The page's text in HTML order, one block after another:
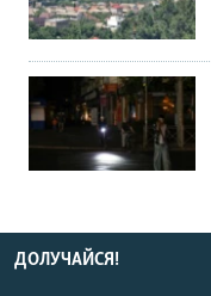
ДОЛУЧАЙСЯ!